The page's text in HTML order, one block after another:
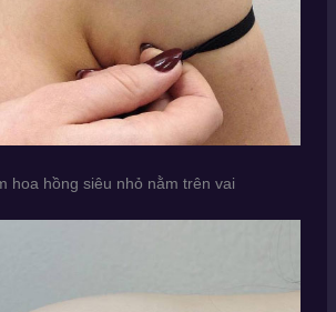
hoa hồng siêu nhỏ nằm trên vai